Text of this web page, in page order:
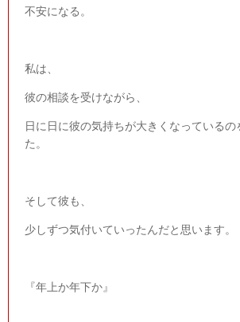
不安になる。
私は、
彼の相談を受けながら、
日に日に彼の気持ちが大きくなっているの
た。
そして彼も、
少しずつ気付いていったんだと思います。
『年上か年下か』